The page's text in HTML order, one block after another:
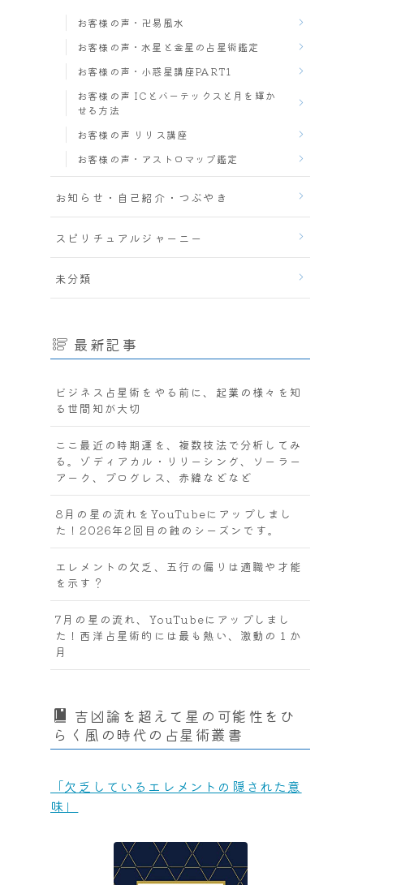
お客様の声・卍易風水
お客様の声・水星と金星の占星術鑑定
お客様の声・小惑星講座PART1
お客様の声 ICとバーテックスと月を輝か
せる方法
お客様の声 リリス講座
お客様の声・アストロマップ鑑定
お知らせ・自己紹介・つぶやき
スピリチュアルジャーニー
未分類
最新記事
ビジネス占星術をやる前に、起業の様々を知
る世間知が大切
ここ最近の時期運を、複数技法で分析してみ
る。ゾディアカル・リリーシング、ソーラー
アーク、プログレス、赤緯などなど
8月の星の流れをYouTubeにアップしまし
た！2026年2回目の蝕のシーズンです。
エレメントの欠乏、五行の偏りは適職や才能
を示す？
7月の星の流れ、YouTubeにアップしまし
た！西洋占星術的には最も熱い、激動の１か
月
吉凶論を超えて星の可能性をひ
らく風の時代の占星術叢書
「欠乏しているエレメントの隠された意
味」